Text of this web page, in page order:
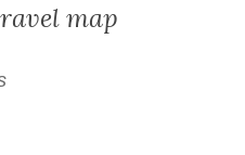
map